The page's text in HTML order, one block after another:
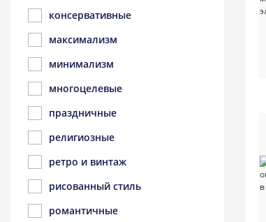
консервативные
максимализм
минимализм
многоцелевые
праздничные
религиозные
ретро и винтаж
рисованный стиль
романтичные